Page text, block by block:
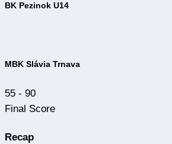
BK Pezinok U14
MBK Slávia Trnava
55 - 90
Final Score
Recap